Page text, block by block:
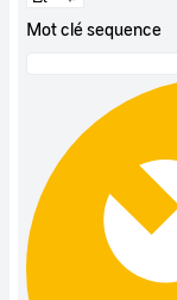
Mot clé sequence